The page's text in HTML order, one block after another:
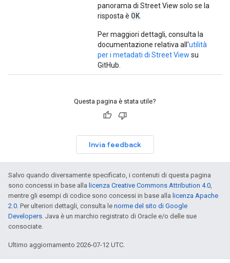
panorama di Street View solo se la
risposta è OK
Per maggiori dettagli, consulta la
documentazione relativa all'utilità
per i metadati di Street View su
GitHub.
Questa pagina è stata utile?
Invia feedback
Salvo quando diversamente specificato, i contenuti di questa pagina
sono concessi in base alla licenza Creative Commons Attribution 4.0,
mentre gli esempi di codice sono concessi in base alla licenza Apache
2.0. Per ulteriori dettagli, consulta le norme del sito di Google
Developers. Java è un marchio registrato di Oracle e/o delle sue
consociate.
Ultimo aggiornamento 2026-07-12 UTC.